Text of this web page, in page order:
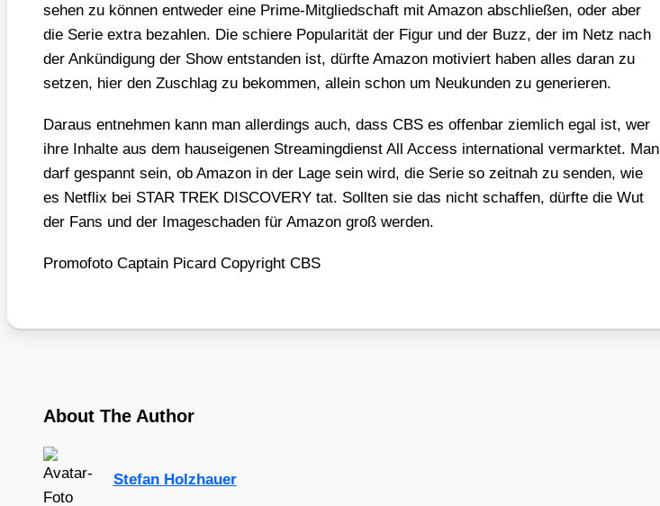
sehen zu kön­nen ent­we­der eine Prime-Mit­glied­schaft mit Ama­zon abschlie­ßen, oder aber
die Serie extra bezah­len. Die schie­re Popu­la­ri­tät der Figur und der Buzz, der im Netz nach
der Ankün­di­gung der Show ent­stan­den ist, dürf­te Ama­zon moti­viert haben alles dar­an zu
set­zen, hier den Zuschlag zu bekom­men, allein schon um Neu­kun­den zu gene­rie­ren.
Dar­aus ent­neh­men kann man aller­dings auch, dass CBS es offen­bar ziem­lich egal ist, wer
ihre Inhal­te aus dem haus­ei­ge­nen Strea­ming­dienst All Access inter­na­tio­nal ver­mark­tet. Man
darf gespannt sein, ob Ama­zon in der Lage sein wird, die Serie so zeit­nah zu sen­den, wie
es Net­flix bei STAR TREK DISCOVERY tat. Soll­ten sie das nicht schaf­fen, dürf­te die Wut
der Fans und der Image­scha­den für Ama­zon groß wer­den.
Pro­mo­fo­to Cap­tain Picard Copy­right CBS
About The Author
Stefan Holzhauer